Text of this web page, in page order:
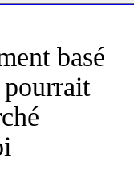
basé
pourrait